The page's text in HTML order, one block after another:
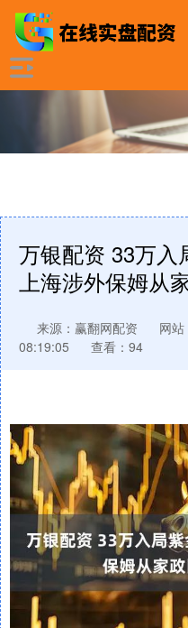
万银配资 33万入
上海涉外保姆从
来源：赢翻网配资 网
08:19:05
查看：94